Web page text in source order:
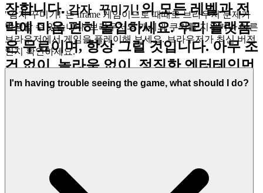
장합니다.감자 꾸미기! 의 모든 레벨과 전
략에 마음 편히 몰입하세요. 우리 플랫폼
은 무료이며, 항상 그럴 것입니다. 아무 조
건 없이, 놀라움 없이, 정직한 엔터테인먼
트만 제공합니다.
의 약속
"감자 꾸미기!"는 iframe 게임이므로 때때로 브라우저 문제가
발생할 수 있습니다. 브라우저의 캐시와 쿠키를 지우거나 다른
브라우저에서 게임을 플레이해 보세요. 브라우저가 최신 버전
인지 확인하세요.
I'm having trouble seeing the game, what should I do?